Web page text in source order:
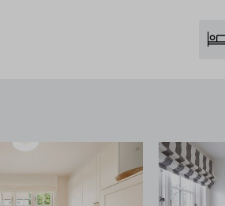
Insel Föhr Exklusiv
04681 7461780